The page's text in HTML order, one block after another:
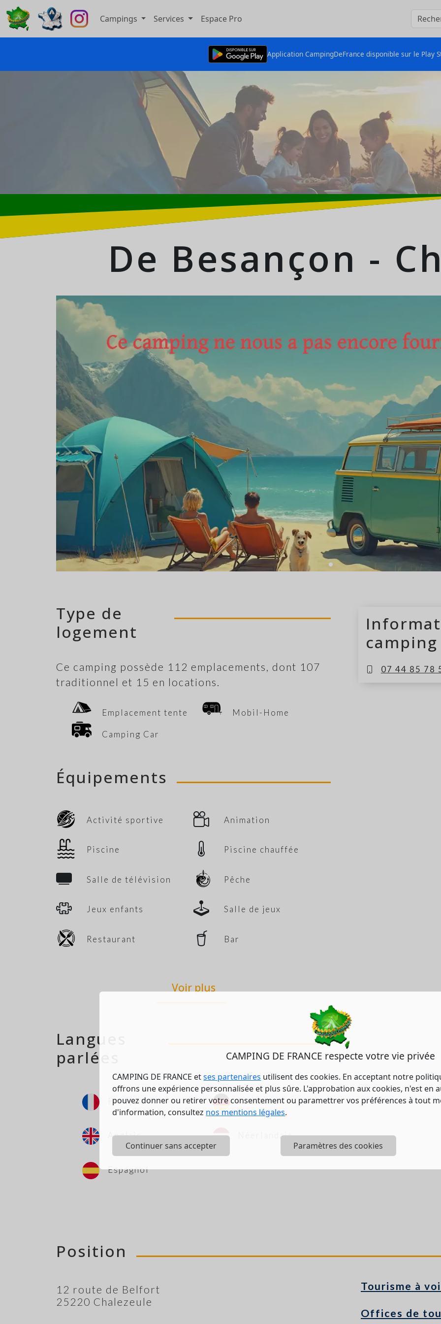
Campings Services Espace Pro
Application CampingDeFrance disponible sur le Play
CAMPING DE FRANCE respecte votre vie privée
CAMPING DE FRANCE etses partenaires utilisent des cookies. En acceptant notre
offrons une expérience personnalisée et plus sûre. L'approbation aux cookies, n'est en
pouvez donner ou retirer votre consentement ou paramettrer vos préférences à tout
d'information, consultez nos mentions légales.
Continuer sans accepter Paramètres des cookies
De Besançon -
112 emplacements camping
camping
07 44 85 78
Type de
logement
Ce camping possède 112 emplacements, dont 107
traditionnel et 15 en locations.
Emplacement tente Mobil-Home
Camping Car
Équipements
Activité sportive Animation
Piscine Piscine chauffée
Salle de télévision Pêche
Jeux enfants Salle de jeux
Restaurant Bar
Voir plus
Langues
parlées
Français Allemand
Anglais Néerlandais
Espagnol
Position
12 route de Belfort
25220 Chalezeule
Tourisme à
Offices de